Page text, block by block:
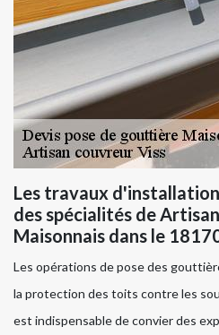
Les travaux
des spécialités de
Maisonnais dans le
Les opérations de pose des
la protection des toits contre les
est indispensable de convier des